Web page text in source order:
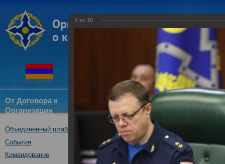
От Договора к
Организации
Структура
ОДКБ
Объединенный штаб ОДКБ
События
Командование
Первые штабные
проведению
органов управления и
системы
2 из 16